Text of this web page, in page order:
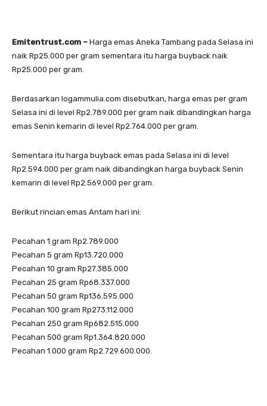
Emitentrust.com – Harga emas Aneka Tambang pada Selasa ini
naik Rp25.000 per gram sementara itu harga buyback naik
Rp25.000 per gram.
Berdasarkan logammulia.com disebutkan, harga emas per gram
Selasa ini di level Rp2.789.000 per gram naik dibandingkan harga
emas Senin kemarin di level Rp2.764.000 per gram.
Sementara itu harga buyback emas pada Selasa ini di level
Rp2.594.000 per gram naik dibandingkan harga buyback Senin
kemarin di level Rp2.569.000 per gram.
Berikut rincian emas Antam hari ini:
Pecahan 1 gram Rp2.789.000
Pecahan 5 gram Rp13.720.000
Pecahan 10 gram Rp27.385.000
Pecahan 25 gram Rp68.337.000
Pecahan 50 gram Rp136.595.000
Pecahan 100 gram Rp273.112.000
Pecahan 250 gram Rp682.515.000
Pecahan 500 gram Rp1.364.820.000
Pecahan 1.000 gram Rp2.729.600.000.